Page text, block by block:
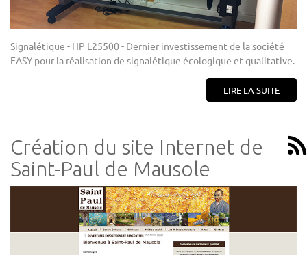
Signalétique - HP L25500 - Dernier investissement de la société
EASY pour la réalisation de signalétique écologique et qualitative.
LIRE LA SUITE
Création du site Internet de
Saint-Paul de Mausole